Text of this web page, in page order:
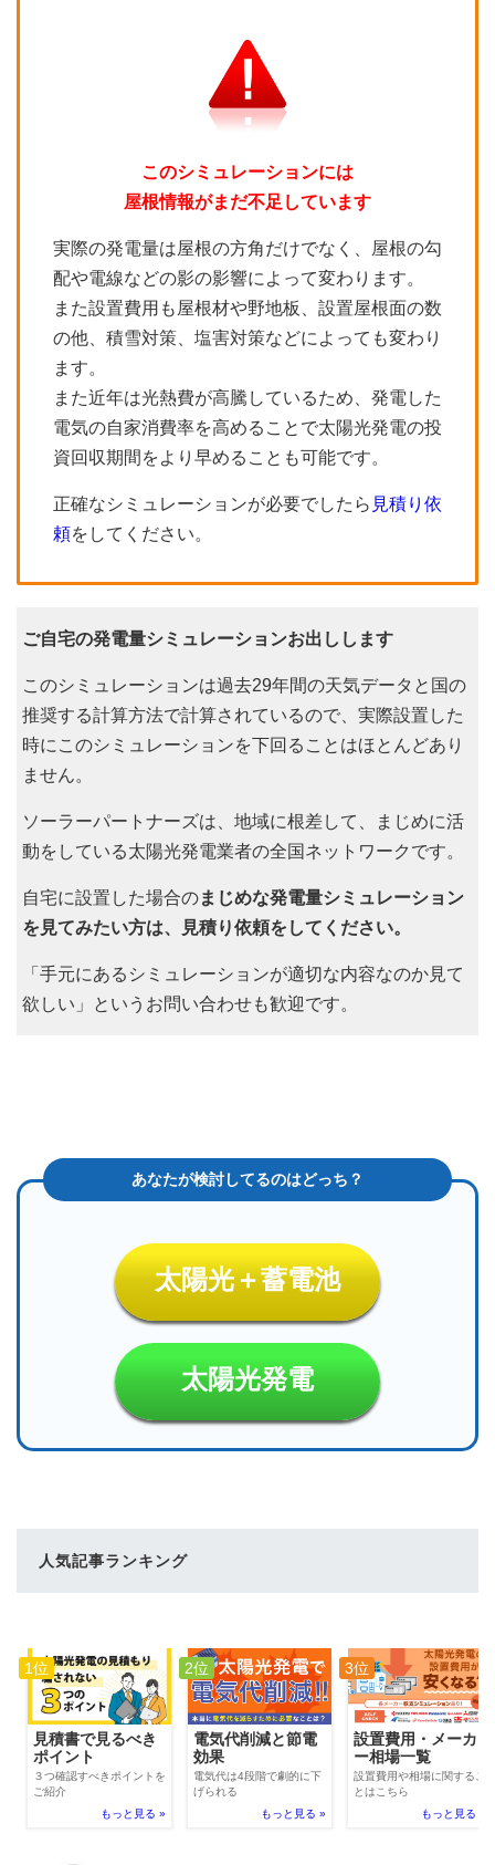
このシミュレーションには
屋根情報がまだ不足しています
実際の発電量は屋根の方角だけでなく、屋根の勾
配や電線などの影の影響によって変わります。
また設置費用も屋根材や野地板、設置屋根面の数
の他、積雪対策、塩害対策などによっても変わり
ます。
また近年は光熱費が高騰しているため、発電した
電気の自家消費率を高めることで太陽光発電の投
資回収期間をより早めることも可能です。
正確なシミュレーションが必要でしたら 見積り依
頼をしてください。
ご自宅の発電量シミュレーションお出しします
このシミュレーションは過去29年間の天気データと国の
推奨する計算方法で計算されているので、実際設置した
時にこのシミュレーションを下回ることはほとんどあり
ません。
ソーラーパートナーズは、地域に根差して、まじめに活
動をしている太陽光発電業者の全国ネットワークです。
自宅に設置した場合のまじめな発電量シミュレーション
を見てみたい方は、見積り依頼をしてください。
「手元にあるシミュレーションが適切な内容なのか見て
欲しい」というお問い合わせも歓迎です。
太陽光＋蓄電池
太陽光発電
人気記事ランキング
1位
見積書で見るべき
ポイント
３つ確認すべきポイントを
ご紹介
もっと見る »
2位
電気代削減と節電
効果
電気代は4段階で劇的に下
げられる
もっと見る »
3位
設置費用・メーカ
ー相場一覧
設置費用や相場に関するこ
とはこちら
もっと見る »